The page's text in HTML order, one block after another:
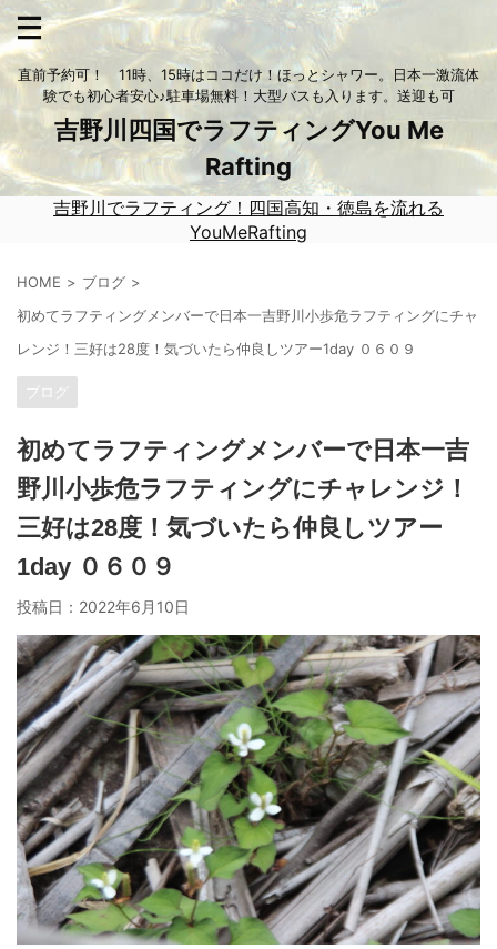
直前予約可！ 11時、15時はココだけ！ほっとシャワー。日本一激流体
験でも初心者安心♪駐車場無料！大型バスも入ります。送迎も可
吉野川四国でラフティングYou Me
Rafting
吉野川でラフティング！四国高知・徳島を流れる
YouMeRafting
HOME
ブログ
初めてラフティングメンバーで日本一吉野川小歩危ラフティングにチャ
レンジ！三好は28度！気づいたら仲良しツアー1day ０６０９
ブログ
初めてラフティングメンバーで日本一吉
野川小歩危ラフティングにチャレンジ！
三好は28度！気づいたら仲良しツアー
1day ０６０９
投稿日： 2022年6月10日